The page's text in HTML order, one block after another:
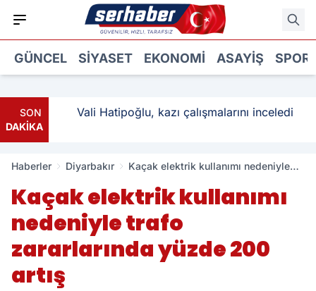
GÜNCEL SIYASET EKONOMI ASAYIŞ SPOR
SON
DAKİKA
Vali Hatipoğlu, kazı çalışmalarını inceledi
Haberler Diyarbakır
Kaçak elektrik kullanımı nedeniyle
Kaçak elektrik kullanımı
nedeniyle trafo
zararlarında yüzde 200
artış